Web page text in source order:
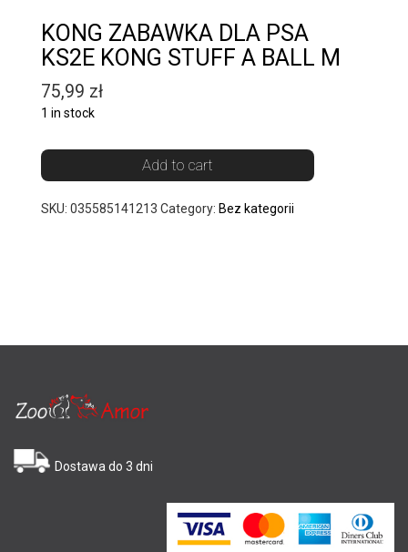
KONG ZABAWKA DLA PSA
KS2E KONG STUFF A BALL M
75,99 zł
1 in stock
Add to cart
SKU: 035585141213 Category: Bez kategorii
Dostawa do 3 dni